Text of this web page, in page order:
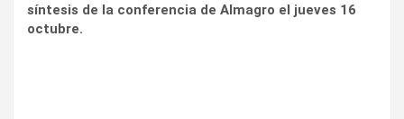
síntesis de la conferencia de Almagro el jueves 16
octubre.